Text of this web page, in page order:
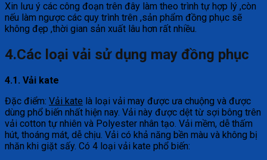
Xin lưu ý các công đoạn trên đây làm theo trình tự hợp lý ,còn
nếu làm ngược các quy trình trên ,sản phẩm đồng phục sẽ
không đẹp ,thời gian sản xuất lâu hơn rất nhiều.
4.Các loại vải sử dụng may đồng phục
4.1. Vải kate
Đặc điểm: Vải kate là loại vải may được ưa chuộng và được
dùng phổ biến nhất hiện nay. Vải này được dệt từ sợi bông trên
vải cotton tự nhiên và Polyester nhân tạo. Vải mềm, dễ thấm
hút, thoáng mát, dễ chịu. Vải có khả năng bền màu và không bị
nhăn khi giặt sấy. Có 4 loại vải kate phổ biến: